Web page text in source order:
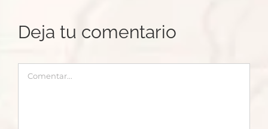
Deja tu comentario
Comentar